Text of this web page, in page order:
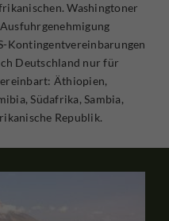
Washingtoner
Kontingentvereinbarungen
Deutschland nur für
Äthiopien,
Südafrika, Sambia,
Republik.